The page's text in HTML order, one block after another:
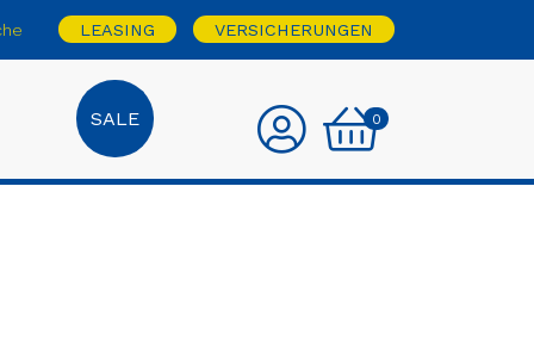
LEASING VERSICHERUNGEN
SALE 0